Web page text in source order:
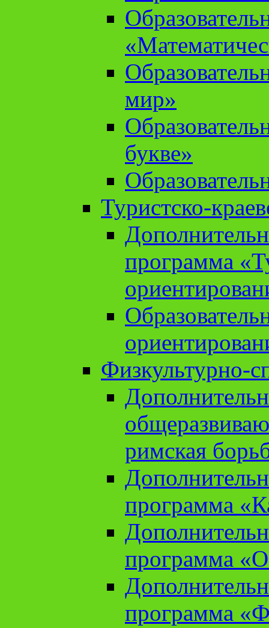
мир»
букве»
Туристско-
программа
Физкультурно-
римская
программа
программа
программа